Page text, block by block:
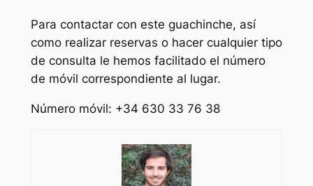
Para contactar con este guachinche, así
como realizar reservas o hacer cualquier tipo
de consulta le hemos facilitado el número
de móvil correspondiente al lugar.
Número móvil: +34 630 33 76 38